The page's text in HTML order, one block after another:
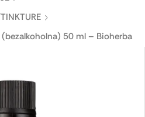
50 ml – Bioherba